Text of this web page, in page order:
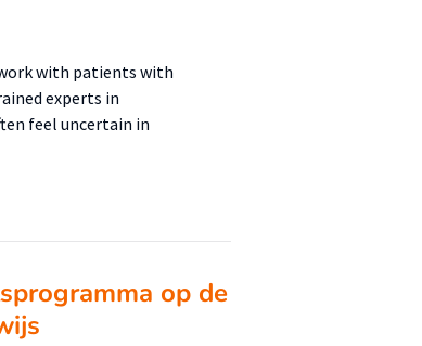
with patients with
experts in
feel uncertain in
op de